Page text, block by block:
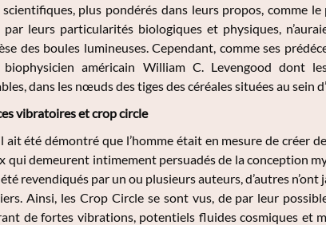
scientifiques, plus pondérés dans leurs propos, comme
par leurs particularités biologiques et physiques,
des boules lumineuses. Cependant, comme ses
américain William C. Levengood dont
dans les nœuds des tiges des céréales situées au sein
vibratoires et crop circle
ait été démontré que l’homme était en mesure de créer
qui demeurent intimement persuadés de la conception
revendiqués par un ou plusieurs auteurs, d’autres
Ainsi, les Crop Circle se sont vus, de par leur
de fortes vibrations, potentiels fluides cosmiques et